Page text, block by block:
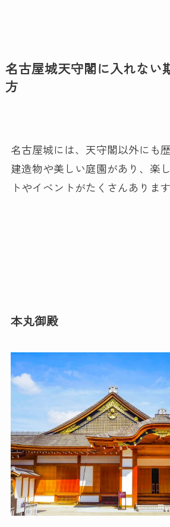
名古屋城天守閣に入れない
方
名古屋城には、天守閣以外にも
建造物や美しい庭園があり、楽
トやイベントがたくさんあります
本丸御殿